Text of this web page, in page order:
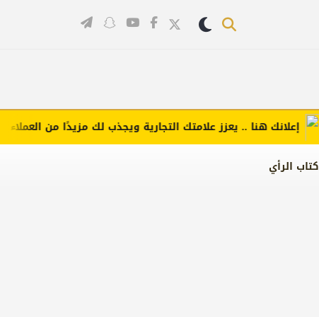
كتاب الرأي
إعلانك هنا .. يعزز علامتك التجارية ويجذب لك مزيدًا من العملاء